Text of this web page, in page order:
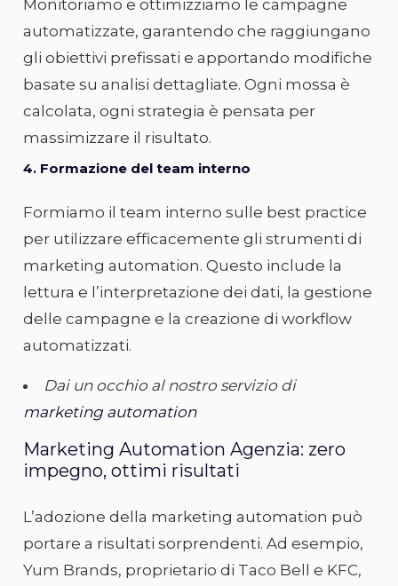
Monitoriamo e ottimizziamo le campagne
automatizzate, garantendo che raggiungano
gli obiettivi prefissati e apportando modifiche
basate su analisi dettagliate. Ogni mossa è
calcolata, ogni strategia è pensata per
massimizzare il risultato.
4. Formazione del team interno
Formiamo il team interno sulle best practice
per utilizzare efficacemente gli strumenti di
marketing automation. Questo include la
lettura e l’interpretazione dei dati, la gestione
delle campagne e la creazione di workflow
automatizzati.
Dai un occhio al nostro servizio di
marketing automation
Marketing Automation Agenzia: zero
impegno, ottimi risultati
L’adozione della marketing automation può
portare a risultati sorprendenti. Ad esempio,
Yum Brands, proprietario di Taco Bell e KFC,